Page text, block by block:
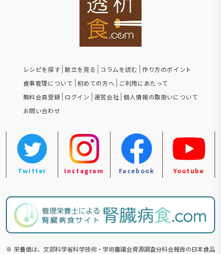
レシピを探す 献立を見る コラムを読む
作り方のポイント
食事管理について
初めての方へ
ご利用にあたって
無料会員登録 ログイン 運営会社 個人情報の取扱いについて
お問い合わせ
Twitter Instagram Facebook Youtube
※ 栄養価は、文部科学省科学技術・学術審議会資源調査分科会報告の⽇本食品